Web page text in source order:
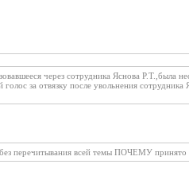
через сотрудника Яснова
за отвязку после увольнения
перечитывания всей темы ПОЧЕМУ принято